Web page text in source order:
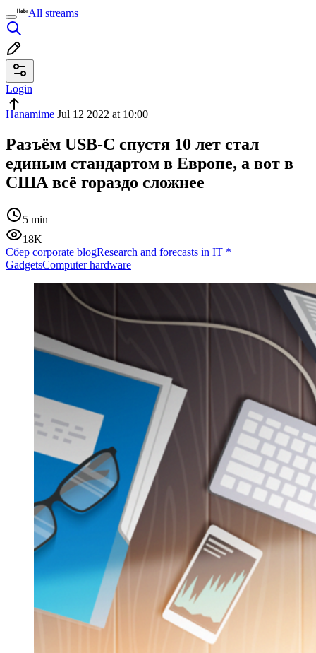
All streams
Login
Hanamime Jul 12 2022 at 10:00
Разъём USB-C спустя 10 лет стал
единым стандартом в Европе, а вот в
США всё гораздо сложнее
5 min
18K
Сбер corporate blogResearch and forecasts in IT *
GadgetsComputer hardware